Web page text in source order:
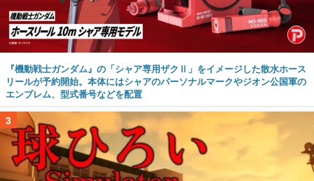
『機動戦士ガンダム』の「シャア専用ザクⅡ」をイメージした散水ホース
リールが予約開始。本体にはシャアのパーソナルマークやジオン公国軍の
エンブレム、型式番号などを配置
3